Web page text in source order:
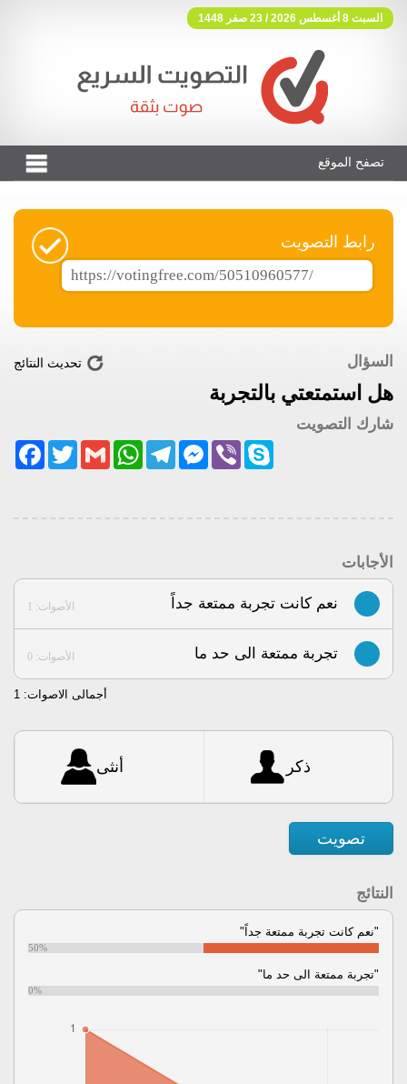
السبت 8 أغسطس 2026 / 23 صفر 1448
فوتنج فري موقع تصويت مجاني
تصفح الموقع
رابط التصويت
السؤال
هل استمتعتي بالتجربة
تحديث النتائج
شارك التصويت
TwitterGmail
WhatsAppTelegram
Messenger ViberSkype
الأجابات
الأصوات: 1 نعم كانت تجربة ممتعة جداً
الأصوات: 0 تجربة ممتعة الى حد ما
أجمالى الاصوات: 1
ذكر أنثى
تصويت
النتائج
"نعم كانت تجربة ممتعة جداً"
50%
"تجربة ممتعة الى حد ما"
0%